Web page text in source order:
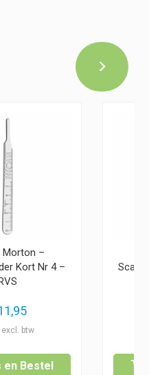
Morton –
Kort Nr 4 –
en Bestel